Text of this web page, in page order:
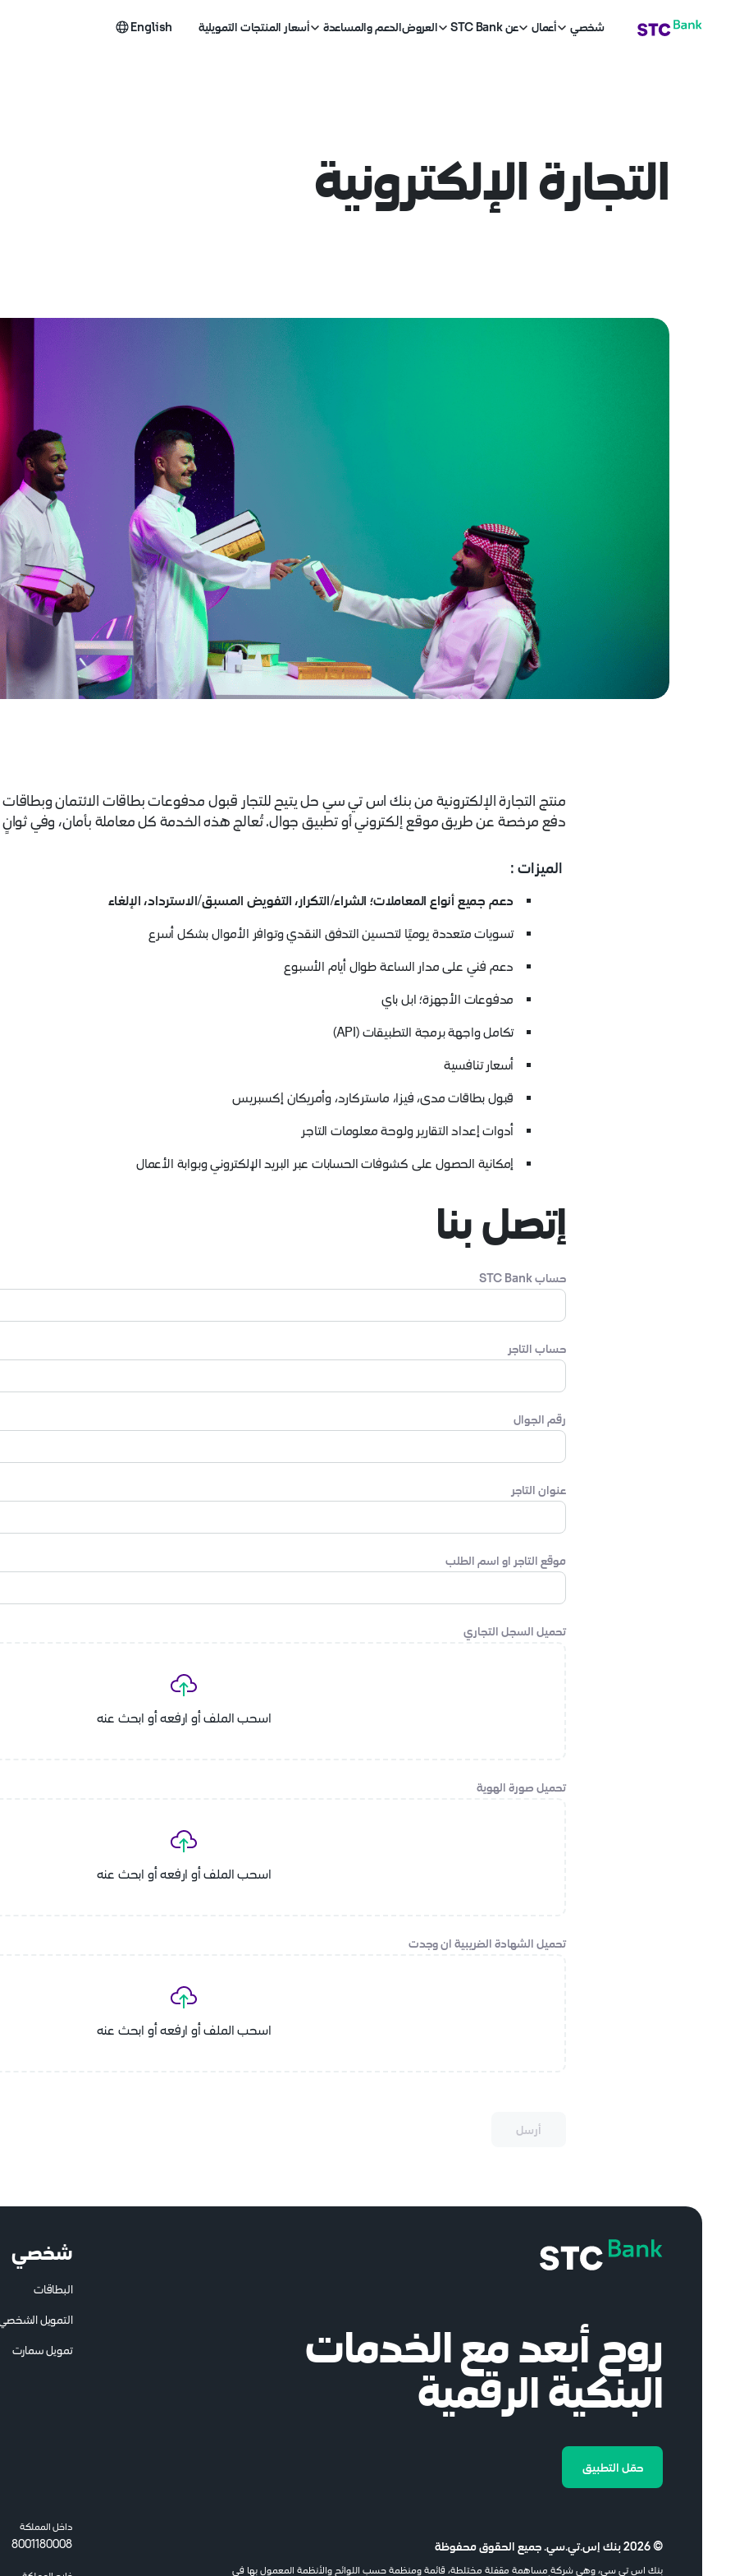
التجارة الالكترونية English شخصي أعمال عن STC Bank العروضالدعم والمساعدة أسعار المنتجات التمويلية
التجارة الإلكترونية
منتج التجارة الإلكترونية من بنك اس تي سي حل يتيح للتجار قبول مدفوعات بطاقات الائتمان
دفع مرخصة عن طريق موقع إلكتروني أو تطبيق جوال. تُعالج هذه الخدمة كل معاملة بأمان، وفي
الميزات :
دعم جميع أنواع المعاملات؛ الشراء/التكرار، التفويض المسبق/الاسترداد، الإلغاء
تسويات متعددة يوميًا لتحسين التدفق النقدي وتوافر الأموال بشكل أسرع
دعم فني على مدار الساعة طوال أيام الأسبوع
مدفوعات الأجهزة؛ ابل باي
تكامل واجهة برمجة التطبيقات (API)
أسعار تنافسية
قبول بطاقات مدى، فيزا، ماستركارد، وأمريكان إكسبريس
أدوات إعداد التقارير ولوحة معلومات التاجر
إمكانية الحصول على كشوفات الحسابات عبر البريد الإلكتروني وبوابة الأعمال
إتصل بنا
حساب STC Bank
حساب التاجر
رقم الجوال
عنوان التاجر
موقع التاجر او اسم الطلب
تحميل السجل التجاري
اسحب الملف أو ارفعه أو ابحث عنه
تحميل صورة الهوية
اسحب الملف أو ارفعه أو ابحث عنه
تحميل الشهادة الضريبية ان وجدت
اسحب الملف أو ارفعه أو ابحث عنه
أرسل
روح أبعد مع الخدمات
البنكية الرقمية
حمّل التطبيق
شخصي
البطاقات
التمويل
تمويل سمارت
داخل المملكة
8001180008 © 2026 بنك إس.تي.سي. جميع الحقوق محفوظة
بنك اس تي سي، وهي شركة مساهمة مقفلة مختلطة، قائمة ومنظمة حسب اللوائح والأنظمة المعمول بها في